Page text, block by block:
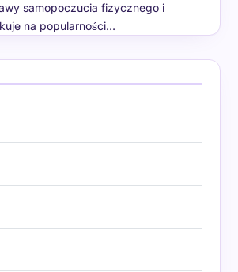
samopoczucia fizycznego i
na popularności…